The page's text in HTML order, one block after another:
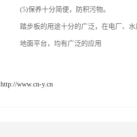
(5)保养十分简便，防积污物。
踏步板的用途十分的广泛，在电厂、
地面平台，均有广泛的应用
http://www.cn-y.cn